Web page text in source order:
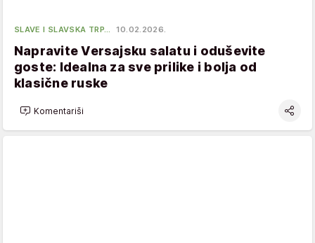
SLAVE I SLAVSKA TRP… 10.02.2026.
Napravite Versajsku salatu i oduševite
goste: Idealna za sve prilike i bolja od
klasične ruske
Komentariši